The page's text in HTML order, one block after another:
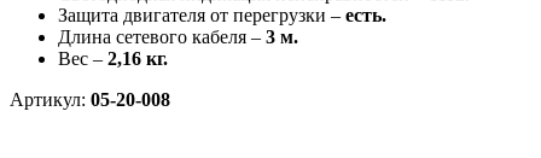
Защита двигателя от перегрузки – есть.
Длина сетевого кабеля – 3 м.
Вес – 2,16 кг.
Артикул: 05-20-008